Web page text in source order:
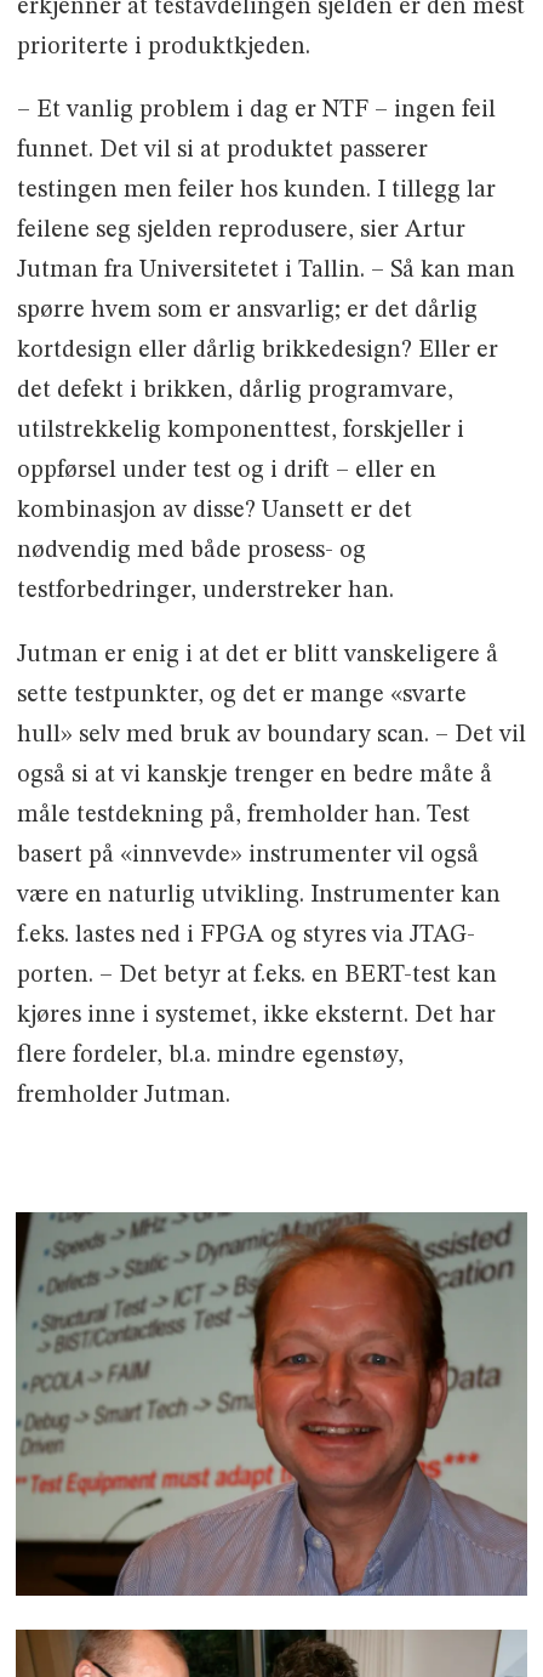
erkjenner at testavdelingen sjelden er den mest
prioriterte i produktkjeden.
– Et vanlig problem i dag er NTF – ingen feil
funnet. Det vil si at produktet passerer
testingen men feiler hos kunden. I tillegg lar
feilene seg sjelden reprodusere, sier Artur
Jutman fra Universitetet i Tallin. – Så kan man
spørre hvem som er ansvarlig; er det dårlig
kortdesign eller dårlig brikkedesign? Eller er
det defekt i brikken, dårlig programvare,
utilstrekkelig komponenttest, forskjeller i
oppførsel under test og i drift – eller en
kombinasjon av disse? Uansett er det
nødvendig med både prosess- og
testforbedringer, understreker han.
Jutman er enig i at det er blitt vanskeligere å
sette testpunkter, og det er mange «svarte
hull» selv med bruk av boundary scan. – Det vil
også si at vi kanskje trenger en bedre måte å
måle testdekning på, fremholder han. Test
basert på «innvevde» instrumenter vil også
være en naturlig utvikling. Instrumenter kan
f.eks. lastes ned i FPGA og styres via JTAG-
porten. – Det betyr at f.eks. en BERT-test kan
kjøres inne i systemet, ikke eksternt. Det har
flere fordeler, bl.a. mindre egenstøy,
fremholder Jutman.